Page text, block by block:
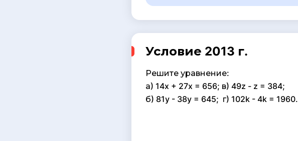
Условие 2013 г.
Решите уравнение:
а) 14x + 27x = 656; в) 49z - z = 384;
б) 81y - 38y = 645; г) 102k - 4k = 1960.